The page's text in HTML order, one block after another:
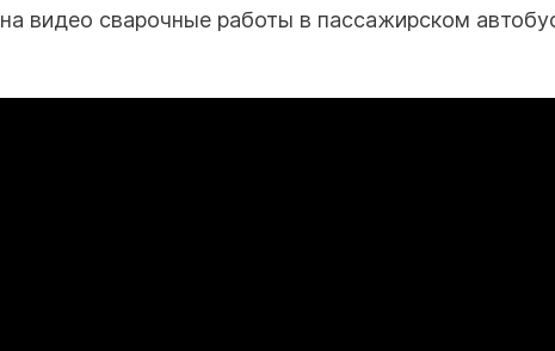
на видео сварочные работы в пассажирском